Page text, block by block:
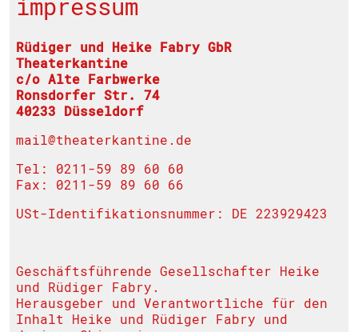
impressum
Rüdiger und Heike Fabry GbR
Theaterkantine
c/o Alte Farbwerke
Ronsdorfer Str. 74
40233 Düsseldorf
mail@theaterkantine.de
Tel: 0211-59 89 60 60
Fax: 0211-59 89 60 66
USt-Identifikationsnummer: DE 223929423
Geschäftsführende Gesellschafter Heike
und Rüdiger Fabry.
Herausgeber und Verantwortliche für den
Inhalt Heike und Rüdiger Fabry und